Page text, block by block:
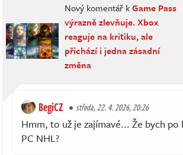
Nový komentář kGame Pass
výrazně zlevňuje. Xbox
reaguje na kritiku, ale
přichází i jedna zásadní
změna
BegiCZ středa, 22. 4. 2026, 20:26
Hmm, to už je zajímavé... Že bych po
PC NHL?